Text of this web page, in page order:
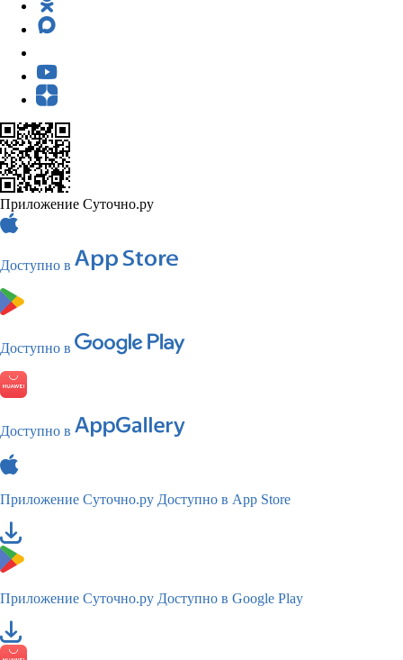
Приложение Суточно.ру
Доступно в
Доступно в
Доступно в
Приложение Суточно.ру Доступно в App Store
Приложение Суточно.ру Доступно в Google Play